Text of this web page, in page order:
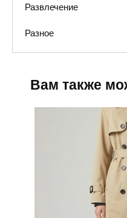
Развлечение
Разное
Вам также